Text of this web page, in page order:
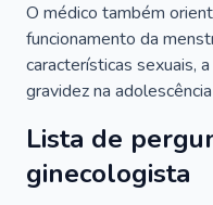
O médico também
funcionamento da
características sexuais,
gravidez na
Lista de
ginecologista